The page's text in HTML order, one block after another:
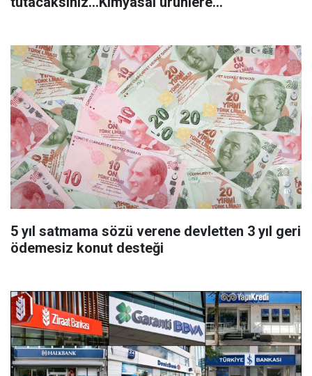
5 yıl satmama sözü verene devletten 3 yıl geri
ödemesiz konut desteği